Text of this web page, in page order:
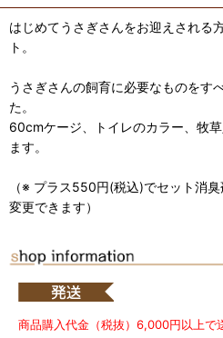
はじめてうさぎさんをお迎えされる
ト。
うさぎさんの飼育に必要なものをす
た。
60cmケージ、トイレのカラー、牧
ます。
（※ プラス550円(税込)でセット消
変更できます）
商品購入代金（税抜）6,000円以上で